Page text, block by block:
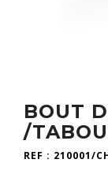
BOUT
/
REF : 210001/